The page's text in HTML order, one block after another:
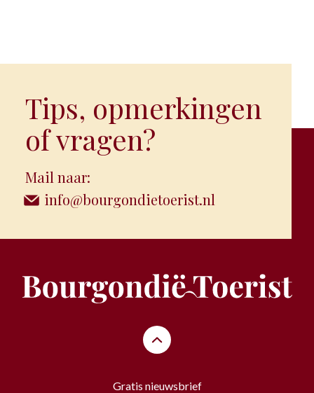
Tips, opmerkingen
of vragen?
Mail naar:
info@bourgondietoerist.nl
Gratis nieuwsbrief